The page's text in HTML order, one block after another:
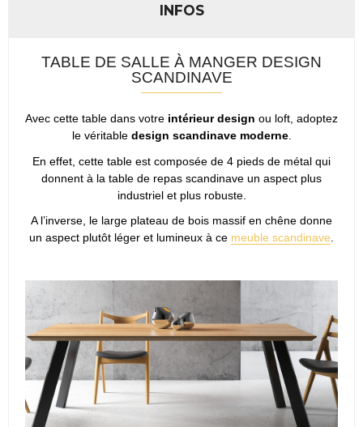
INFOS
TABLE DE SALLE À MANGER DESIGN
SCANDINAVE
Avec cette table dans votre intérieur design ou loft, adoptez
le véritable design scandinave moderne.
En effet, cette table est composée de 4 pieds de métal qui
donnent à la table de repas scandinave un aspect plus
industriel et plus robuste.
A l’inverse, le large plateau de bois massif en chêne donne
un aspect plutôt léger et lumineux à ce meuble scandinave.